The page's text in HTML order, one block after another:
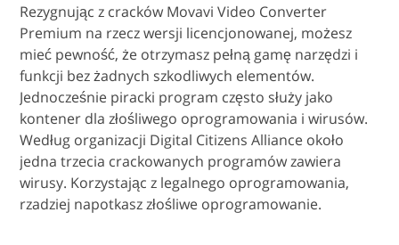
Rezygnując z cracków Movavi Video Converter
Premium na rzecz wersji licencjonowanej, możesz
mieć pewność, że otrzymasz pełną gamę narzędzi i
funkcji bez żadnych szkodliwych elementów.
Jednocześnie piracki program często służy jako
kontener dla złośliwego oprogramowania i wirusów.
Według organizacji Digital Citizens Alliance około
jedna trzecia crackowanych programów zawiera
wirusy. Korzystając z legalnego oprogramowania,
rzadziej napotkasz złośliwe oprogramowanie.